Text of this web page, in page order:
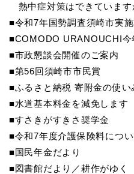
熱中症対策はできています
■令和7年国勢調査須崎市実
■COMODO URANOUCHI今
■市政懇談会開催のご案内
■第56回須崎市市民賞
■ふるさと納税 寄附金の使い
■水道基本料金を減免します
■すさきがすきさ奨学金
■令和7年度介護保険料につい
■国民年金だより
■図書館だより／耕作がゆく